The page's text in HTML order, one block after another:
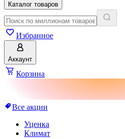
Каталог товаров
Избранное
Аккаунт
Корзина
Все акции
Уценка
Климат